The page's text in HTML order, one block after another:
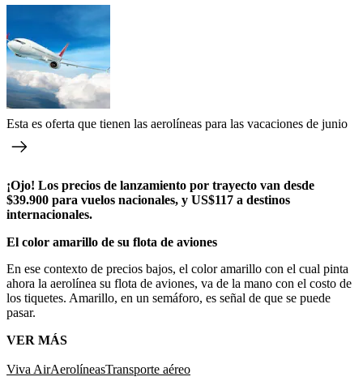
Esta es oferta que tienen las aerolíneas para las vacaciones de junio
¡Ojo! Los precios de lanzamiento por trayecto van desde
$39.900 para vuelos nacionales, y US$117 a destinos
internacionales.
El color amarillo de su flota de aviones
En ese contexto de precios bajos, el color amarillo con el cual pinta
ahora la aerolínea su flota de aviones, va de la mano con el costo de
los tiquetes. Amarillo, en un semáforo, es señal de que se puede
pasar.
VER MÁS
Viva AirAerolíneasTransporte aéreo